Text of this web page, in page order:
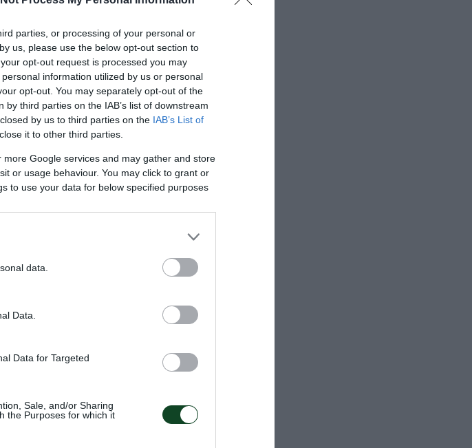
parties, or processing of your personal or
us, please use the below opt-out section to
opt-out request is processed you may
information utilized by us or personal
opt-out. You may separately opt-out of the
third parties on the IAB’s list of downstream
by us to third parties on the IAB’s List of
it to other third parties.
Google services and may gather and store
or usage behaviour. You may click to grant or
to use your data for below specified purposes
data.
Data.
Data for Targeted
Sale, and/or Sharing
the Purposes for which it